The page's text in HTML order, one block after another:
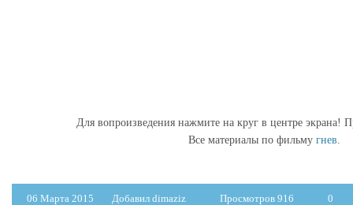
Для вопроизведения нажмите на круг в центре экрана!
Все материалы по фильму гнев.
06 Марта 2015 Добавил dimaziz Просмотров 916 0